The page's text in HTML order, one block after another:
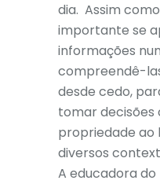
dia. Assim
importante se
informações
compreendê-
desde cedo,
tomar decisões
propriedade ao
diversos
A educadora